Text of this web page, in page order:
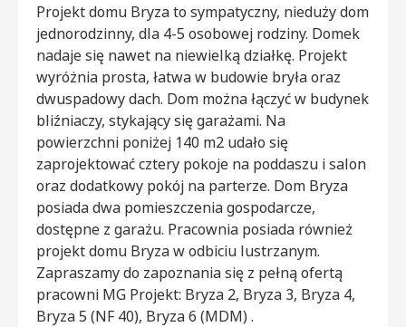
Projekt domu Bryza to sympatyczny, nieduży dom
jednorodzinny, dla 4-5 osobowej rodziny. Domek
nadaje się nawet na niewielką działkę. Projekt
wyróżnia prosta, łatwa w budowie bryła oraz
dwuspadowy dach. Dom można łączyć w budynek
bliźniaczy, stykający się garażami. Na
powierzchni poniżej 140 m2 udało się
zaprojektować cztery pokoje na poddaszu i salon
oraz dodatkowy pokój na parterze. Dom Bryza
posiada dwa pomieszczenia gospodarcze,
dostępne z garażu. Pracownia posiada również
projekt domu Bryza w odbiciu lustrzanym.
Zapraszamy do zapoznania się z pełną ofertą
pracowni MG Projekt: Bryza 2, Bryza 3, Bryza 4,
Bryza 5 (NF 40), Bryza 6 (MDM) .